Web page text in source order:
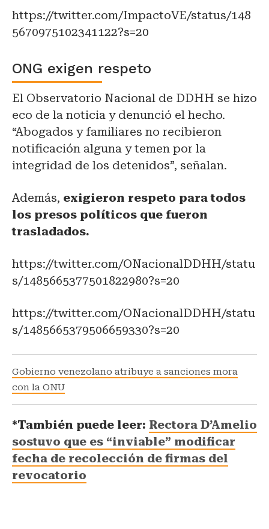
https://twitter.com/ImpactoVE/status/148
5670975102341122?s=20
ONG exigen respeto
El Observatorio Nacional de DDHH se hizo
eco de la noticia y denunció el hecho.
“Abogados y familiares no recibieron
notificación alguna y temen por la
integridad de los detenidos”, señalan.
Además, exigieron respeto para todos
los presos políticos que fueron
trasladados.
https://twitter.com/ONacionalDDHH/statu
s/1485665377501822980?s=20
https://twitter.com/ONacionalDDHH/statu
s/1485665379506659330?s=20
Gobierno venezolano atribuye a sanciones mora
con la ONU
*También puede leer: Rectora D’Amelio
sostuvo que es “inviable” modificar
fecha de recolección de firmas del
revocatorio